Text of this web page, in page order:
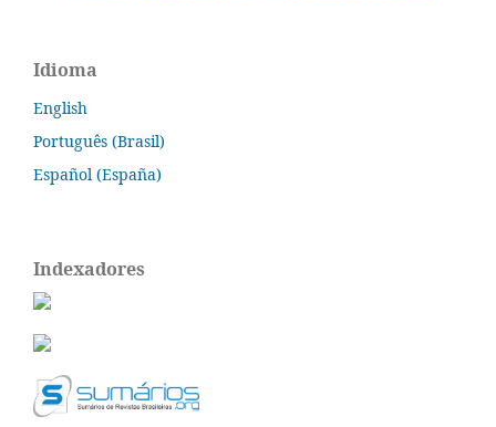
Idioma
English
Português (Brasil)
Español (España)
Indexadores